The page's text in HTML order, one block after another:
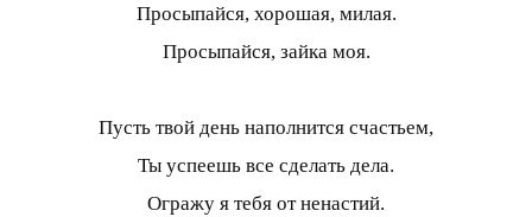
Просыпайся, хорошая, милая.
Просыпайся, зайка моя.
Пусть твой день наполнится счастьем,
Ты успеешь все сделать дела.
Огражу я тебя от ненастий.